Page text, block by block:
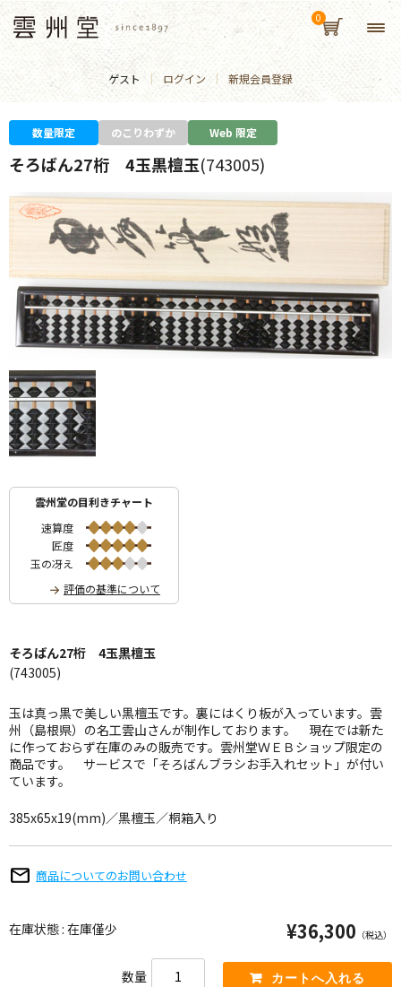
ゲスト ログイン 新規会員登録
数量限定 のこりわずか Web 限定
そろばん27桁 4玉黒檀玉(743005)
雲州堂の目利きチャート
速算度
匠度
玉の冴え
評価の基準について
そろばん27桁 4玉黒檀玉
(743005)
玉は真っ黒で美しい黒檀玉です。裏にはくり板が入っています。雲
州（島根県）の名工雲山さんが制作しております。 現在では新た
に作っておらず在庫のみの販売です。雲州堂ＷＥＢショップ限定の
商品です。 サービスで「そろばんブラシお手入れセット」が付い
ています。
385x65x19(mm)／黒檀玉／桐箱入り
商品についてのお問い合わせ
在庫状態 : 在庫僅少 ¥36,300 （税込）
数量